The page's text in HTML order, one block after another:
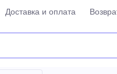
Доставка и оплата